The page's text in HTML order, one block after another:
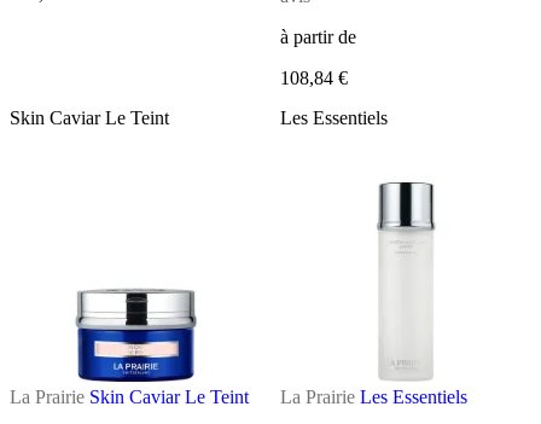
à partir de
108,84 €
Skin Caviar Le Teint
La Prairie Skin Caviar Le Teint
Les Essentiels
La Prairie Les Essentiels